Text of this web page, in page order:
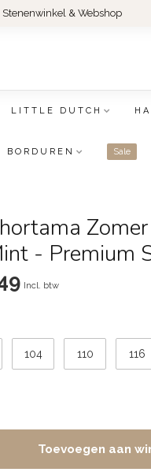
Stenenwinkel & Webshop
LITTLE DUTCH
BORDUREN Sale
- Premium
Incl. btw
104 110 116
Toevoegen aan